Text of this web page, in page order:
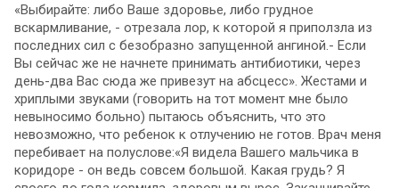
«Выбирайте: либо Ваше здоровье, либо грудное
вскармливание, - отрезала лор, к которой я приползла из
последних сил с безобразно запущенной ангиной.- Если
Вы сейчас же не начнете принимать антибиотики, через
день-два Вас сюда же привезут на абсцесс». Жестами и
хриплыми звуками (говорить на тот момент мне было
невыносимо больно) пытаюсь объяснить, что это
невозможно, что ребенок к отлучению не готов. Врач меня
перебивает на полуслове:«Я видела Вашего мальчика в
коридоре - он ведь совсем большой. Какая грудь? Я